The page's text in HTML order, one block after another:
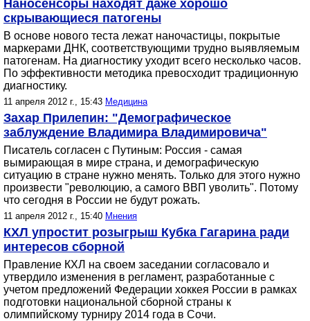
Наносенсоры находят даже хорошо
скрывающиеся патогены
В основе нового теста лежат наночастицы, покрытые
маркерами ДНК, соответствующими трудно выявляемым
патогенам. На диагностику уходит всего несколько часов.
По эффективности методика превосходит традиционную
диагностику.
11 апреля 2012 г., 15:43 Медицина
Захар Прилепин: "Демографическое
заблуждение Владимира Владимировича"
Писатель согласен с Путиным: Россия - самая
вымирающая в мире страна, и демографическую
ситуацию в стране нужно менять. Только для этого нужно
произвести "революцию, а самого ВВП уволить". Потому
что сегодня в России не будут рожать.
11 апреля 2012 г., 15:40 Мнения
КХЛ упростит розыгрыш Кубка Гагарина ради
интересов сборной
Правление КХЛ на своем заседании согласовало и
утвердило изменения в регламент, разработанные с
учетом предложений Федерации хоккея России в рамках
подготовки национальной сборной страны к
олимпийскому турниру 2014 года в Сочи.